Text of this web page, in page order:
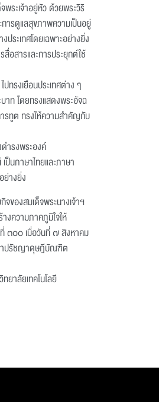
ระเจ้าอยู่หัว ด้วยพระวิริ
ารดูแลสุขภาพความเป็นอยู่
ระเทศโดยเฉพาะอย่างยิ่ง
อสารและการประยุกต์ใช้
ทรงเยือนประเทศต่าง ๆ
าท โดยทรงแสดงพระอัจฉ
รทูต ทรงให้ความสำคัญกับ
ำรงพระองค์
ป็นภาษาไทยและภาษา
ย่างยิ่ง
ของสมเด็จพระนางเจ้าฯ
งความภาคภูมิใจให้
ที่ ๓๐๐ เมื่อวันที่ ๗ สิงหาคม
าปรัชญาดุษฎีบัณฑิต
ยาลัยเทคโนโลยี